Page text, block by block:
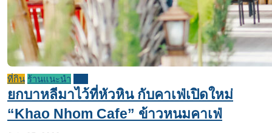
ที่กิน ร้านแนะนำ
ยกบาหลีมาไว้ที่หัวหิน กับคาเฟ่เปิดใหม่
“Khao Nhom Cafe” ข้าวหนมคาเฟ่